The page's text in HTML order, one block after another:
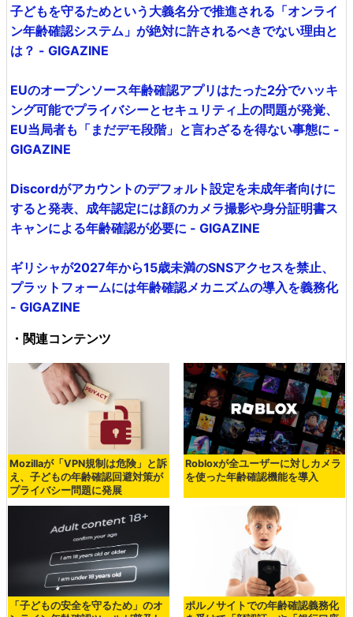
子どもを守るためという大義名分で推進される「オンライ
ン年齢確認システム」が絶対に許されるべきでない理由と
は？ - GIGAZINE
EUのオープンソース年齢確認アプリはたった2分でハッキ
ング可能でプライバシーとセキュリティ上の問題が発覚、
EU当局者も「まだデモ段階」と言わざるを得ない事態に -
GIGAZINE
Discordがアカウントのデフォルト設定を未成年者向けに
すると発表、成年認定には顔のカメラ撮影や身分証明書ス
キャンによる年齢確認が必要に - GIGAZINE
ギリシャが2027年から15歳未満のSNSアクセスを禁止、
プラットフォームには年齢確認メカニズムの導入を義務化
- GIGAZINE
・関連コンテンツ
Mozillaが「VPN規制は危険」と訴
え、子どもの年齢確認回避対策が
プライバシー問題に発展
Robloxが全ユーザーに対しカメラ
を使った年齢確認機能を導入
「子どもの安全を守るため」のオ
ポルノサイトでの年齢確認義務化